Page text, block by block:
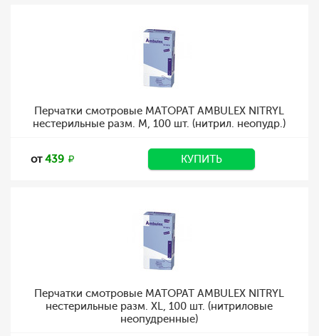
Перчатки смотровые MATOPAT AMBULEX NITRYL
нестерильные разм. M, 100 шт. (нитрил. неопудр.)
от439 КУПИТЬ
Перчатки смотровые MATOPAT AMBULEX NITRYL
нестерильные разм. XL, 100 шт. (нитриловые
неопудренные)